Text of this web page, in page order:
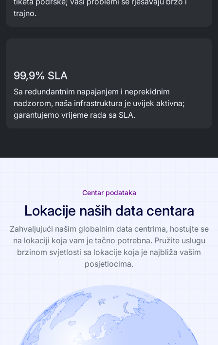
trajno.
99,9% SLA
Sa redundantnim napajanjem i neprekidnim
nadzorom, naša infrastruktura je uvijek aktivna;
garantujemo vrijeme rada sa SLA.
Centar podataka
Lokacije naših data centara
Zahvaljujući našim globalnim data centrima, hostujte se
na lokaciji koja vam je tačno potrebna. Pružite uslugu
brzinom svjetlosti sa lokacije koja je najbliža vašim
posjetiocima.